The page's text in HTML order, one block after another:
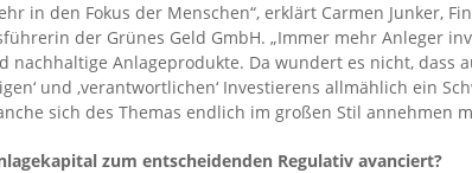
in den Fokus der Menschen“, erklärt Carmen Junker,
der Grünes Geld GmbH. „Immer mehr Anleger
nachhaltige Anlageprodukte. Da wundert es nicht, dass
und ‚verantwortlichen‘ Investierens allmählich ein
sich des Themas endlich im großen Stil annehmen
zum entscheidenden Regulativ avanciert?